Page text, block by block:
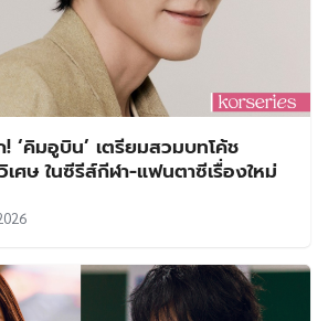
‘คิมอูบิน’ เตรียมสวมบทโค้ช
ศษ ในซีรีส์กีฬา-แฟนตาซีเรื่องใหม่